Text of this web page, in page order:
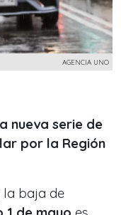
AGENCIA UNO
nueva serie de
por la Región
la baja de